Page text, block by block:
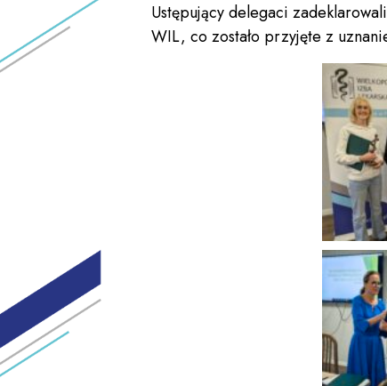
Ustępujący delegaci
WIL, co zostało przyjęte z